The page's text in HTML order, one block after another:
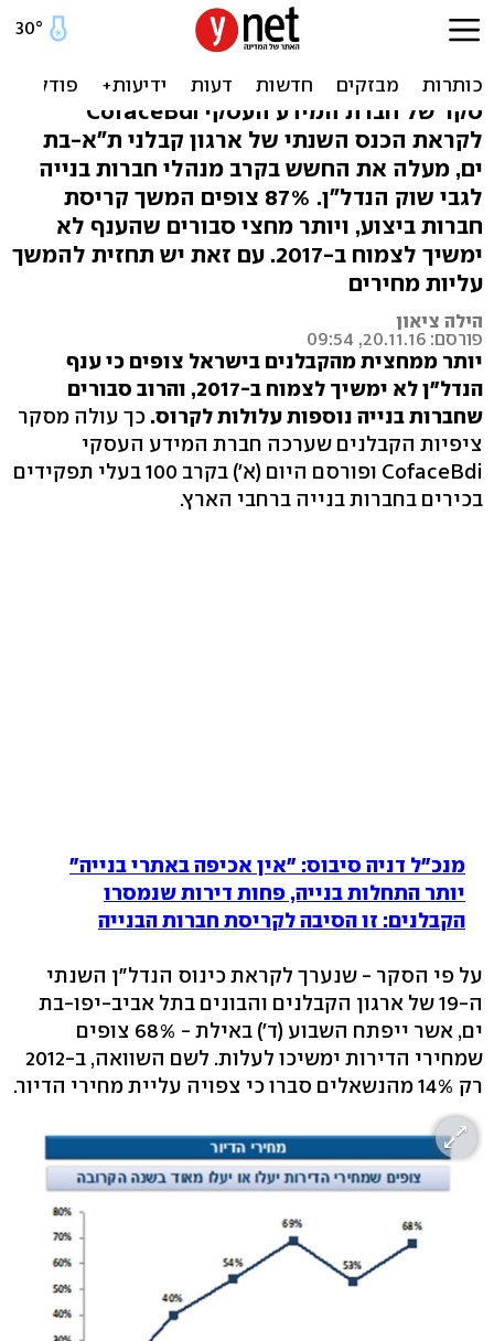
כ-70% מהקבלנים: הדירות
ימשיכו להתייקר
סקר של חברת המידע העסקי CofaceBdi
לקראת הכנס השנתי של ארגון קבלני ת"א-בת
ים, מעלה את החשש בקרב מנהלי חברות בנייה
לגבי שוק הנדל"ן. 87% צופים המשך קריסת
חברות ביצוע, ויותר מחצי סבורים שהענף לא
ימשיך לצמוח ב-2017. עם זאת יש תחזית להמשך
עליות מחירים
הילה ציאון
פורסם: 20.11.16, 09:54
יותר ממחצית מהקבלנים בישראל צופים כי ענף
הנדל"ן לא ימשיך לצמוח ב-2017, והרוב סבורים
שחברות בנייה נוספות עלולות לקרוס. כך עולה מסקר
ציפיות הקבלנים שערכה חברת המידע העסקי
CofaceBdi ופורסם היום (א') בקרב 100 בעלי תפקידים
בכירים בחברות בנייה ברחבי הארץ.
מנכ"ל דניה סיבוס: "אין אכיפה באתרי בנייה"
יותר התחלות בנייה, פחות דירות שנמסרו
הקבלנים: זו הסיבה לקריסת חברות הבנייה
על פי הסקר - שנערך לקראת כינוס הנדל"ן השנתי
ה-19 של ארגון הקבלנים והבונים בתל אביב-יפו-בת
ים, אשר ייפתח השבוע (ד') באילת - 68% צופים
שמחירי הדירות ימשיכו לעלות. לשם השוואה, ב-2012
רק 14% מהנשאלים סברו כי צפויה עליית מחירי הדיור.